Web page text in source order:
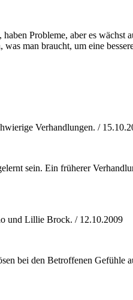
Probleme, aber es
man braucht, um eine
Verhandlungen. /
sein. Ein früherer
und Lillie Brock. / 12.10.2009
bei den Betroffenen Gefühle